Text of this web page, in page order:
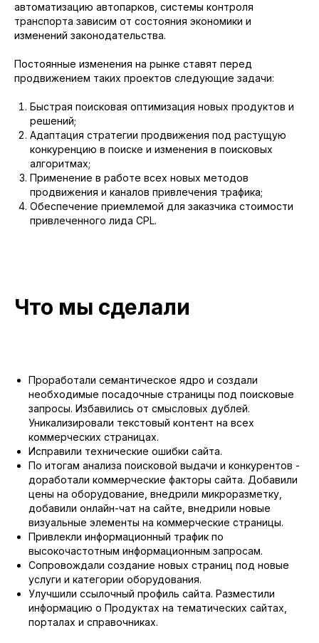
автоматизацию автопарков, системы контроля
транспорта зависим от состояния экономики и
изменений законодательства.
Постоянные изменения на рынке ставят перед
продвижением таких проектов следующие задачи:
Быстрая поисковая оптимизация новых продуктов и
решений;
Адаптация стратегии продвижения под растущую
конкуренцию в поиске и изменения в поисковых
алгоритмах;
Применение в работе всех новых методов
продвижения и каналов привлечения трафика;
Обеспечение приемлемой для заказчика стоимости
привлеченного лида CPL.
Что мы сделали
Проработали семантическое ядро и создали
необходимые посадочные страницы под поисковые
запросы. Избавились от смысловых дублей.
Уникализировали текстовый контент на всех
коммерческих страницах.
Исправили технические ошибки сайта.
По итогам анализа поисковой выдачи и конкурентов -
доработали коммерческие факторы сайта. Добавили
цены на оборудование, внедрили микроразметку,
добавили онлайн-чат на сайте, внедрили новые
визуальные элементы на коммерческие страницы.
Привлекли информационный трафик по
высокочастотным информационным запросам.
Сопровождали создание новых страниц под новые
услуги и категории оборудования.
Улучшили ссылочный профиль сайта. Разместили
информацию о Продуктах на тематических сайтах,
порталах и справочниках.